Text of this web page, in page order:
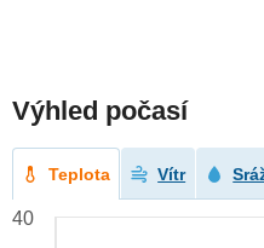
Výhled počasí
Teplota Vítr
40